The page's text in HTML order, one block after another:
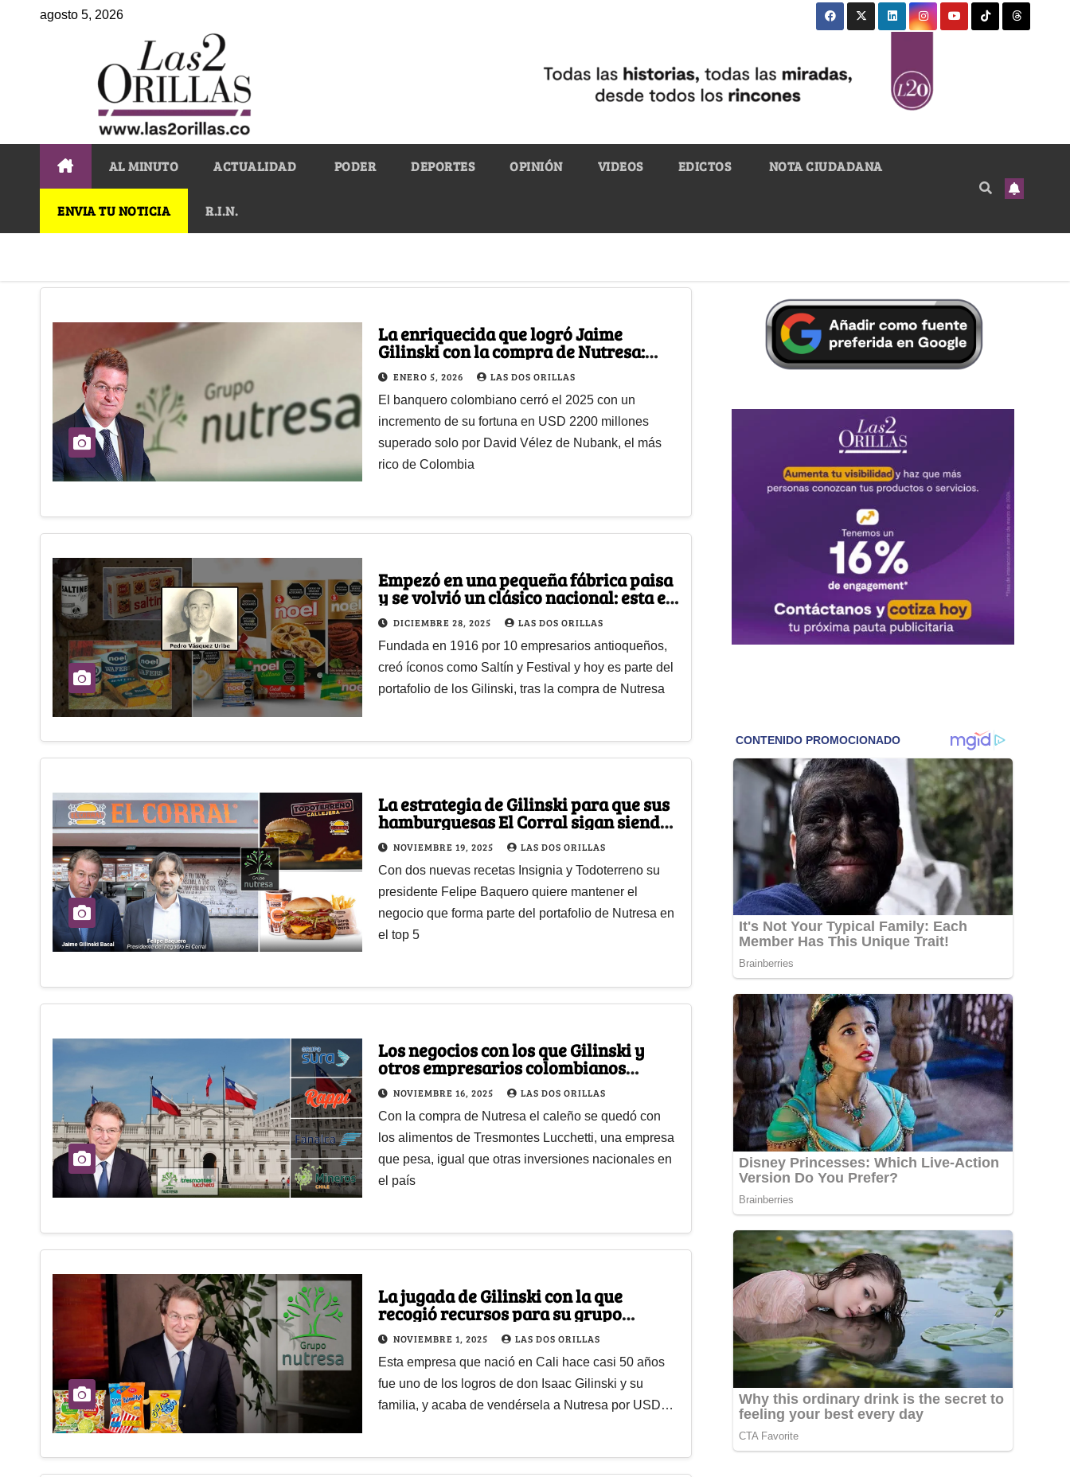
agosto 5, 2026
AL MINUTO ACTUALIDAD PODER DEPORTES OPINIÓN VIDEOS EDICTOS NOTA CIUDADANA
ENVIA TU NOTICIA R.I.N.
La enriquecida que logró Jaime
Gilinski con la compra de Nutresa:
multiplicó su fortuna
ENERO 5, 2026 LAS DOS ORILLAS
El banquero colombiano cerró el 2025 con un
incremento de su fortuna en USD 2200 millones
superado solo por David Vélez de Nubank, el más
rico de Colombia
Empezó en una pequeña fábrica paisa
y se volvió un clásico nacional: esta es
la historia de las galletas Noel
DICIEMBRE 28, 2025 LAS DOS ORILLAS
Fundada en 1916 por 10 empresarios antioqueños,
creó íconos como Saltín y Festival y hoy es parte del
portafolio de los Gilinski, tras la compra de Nutresa
La estrategia de Gilinski para que sus
hamburguesas El Corral sigan siendo
las reinas del mercado
NOVIEMBRE 19, 2025 LAS DOS ORILLAS
Con dos nuevas recetas Insignia y Todoterreno su
presidente Felipe Baquero quiere mantener el
negocio que forma parte del portafolio de Nutresa en
el top 5
Los negocios con los que Gilinski y
otros empresarios colombianos
mueven millones en Chile
NOVIEMBRE 16, 2025 LAS DOS ORILLAS
Con la compra de Nutresa el caleño se quedó con
los alimentos de Tresmontes Lucchetti, una empresa
que pesa, igual que otras inversiones nacionales en
el país
La jugada de Gilinski con la que
recogió recursos para su grupo
familiar: Nutresa compró la marca de
snacks Yupi
NOVIEMBRE 1, 2025 LAS DOS ORILLAS
Esta empresa que nació en Cali hace casi 50 años
fue uno de los logros de don Isaac Gilinski y su
familia, y acaba de vendérsela a Nutresa por USD…